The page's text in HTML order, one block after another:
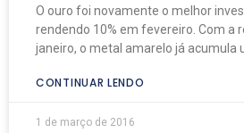
O ouro foi novamente o melhor
rendendo 10% em fevereiro. Com a
janeiro, o metal amarelo já acumula
CONTINUAR LENDO
1 de março de 2016